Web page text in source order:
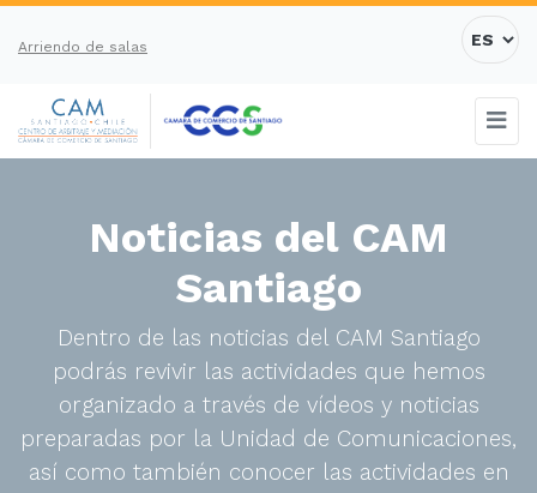
Arriendo de salas
Noticias del CAM
Santiago
Dentro de las noticias del CAM Santiago
podrás revivir las actividades que hemos
organizado a través de vídeos y noticias
preparadas por la Unidad de Comunicaciones,
así como también conocer las actividades en